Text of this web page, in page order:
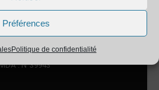
Préférences
Politique de confidentialité
: N°39943